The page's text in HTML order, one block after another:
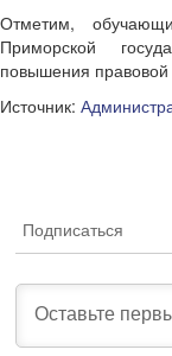
Отметим,
Приморской
повышения правовой
Источник:
Подписаться